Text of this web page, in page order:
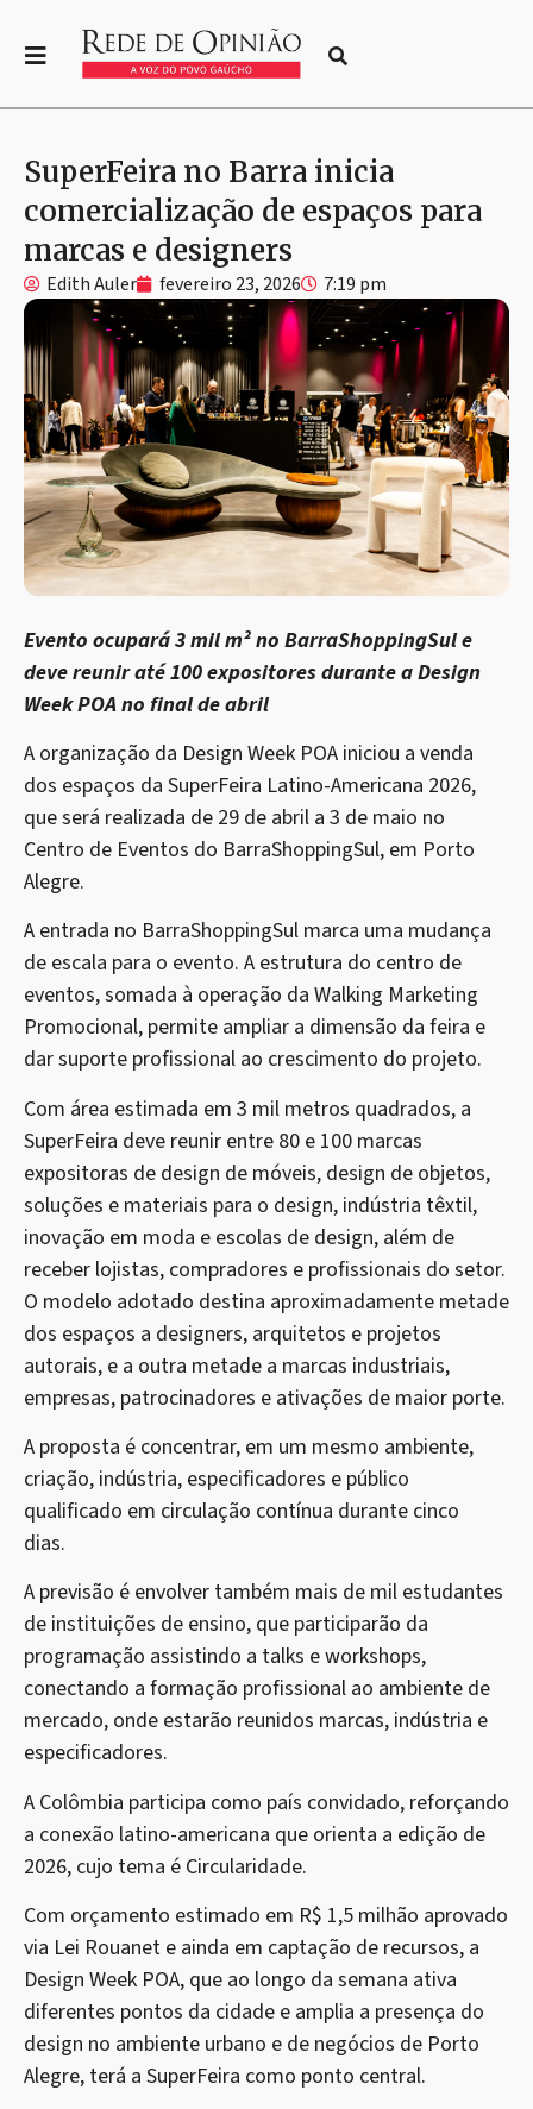
SuperFeira no Barra inicia
comercialização de espaços para
marcas e designers
Edith Auler fevereiro 23, 2026 7:19 pm
Evento ocupará 3 mil m² no BarraShoppingSul e
deve reunir até 100 expositores durante a Design
Week POA no final de abril
A organização da Design Week POA iniciou a venda
dos espaços da SuperFeira Latino-Americana 2026,
que será realizada de 29 de abril a 3 de maio no
Centro de Eventos do BarraShoppingSul, em Porto
Alegre.
A entrada no BarraShoppingSul marca uma mudança
de escala para o evento. A estrutura do centro de
eventos, somada à operação da Walking Marketing
Promocional, permite ampliar a dimensão da feira e
dar suporte profissional ao crescimento do projeto.
Com área estimada em 3 mil metros quadrados, a
SuperFeira deve reunir entre 80 e 100 marcas
expositoras de design de móveis, design de objetos,
soluções e materiais para o design, indústria têxtil,
inovação em moda e escolas de design, além de
receber lojistas, compradores e profissionais do setor.
O modelo adotado destina aproximadamente metade
dos espaços a designers, arquitetos e projetos
autorais, e a outra metade a marcas industriais,
empresas, patrocinadores e ativações de maior porte.
A proposta é concentrar, em um mesmo ambiente,
criação, indústria, especificadores e público
qualificado em circulação contínua durante cinco
dias.
A previsão é envolver também mais de mil estudantes
de instituições de ensino, que participarão da
programação assistindo a talks e workshops,
conectando a formação profissional ao ambiente de
mercado, onde estarão reunidos marcas, indústria e
especificadores.
A Colômbia participa como país convidado, reforçando
a conexão latino-americana que orienta a edição de
2026, cujo tema é Circularidade.
Com orçamento estimado em R$ 1,5 milhão aprovado
via Lei Rouanet e ainda em captação de recursos, a
Design Week POA, que ao longo da semana ativa
diferentes pontos da cidade e amplia a presença do
design no ambiente urbano e de negócios de Porto
Alegre, terá a SuperFeira como ponto central.